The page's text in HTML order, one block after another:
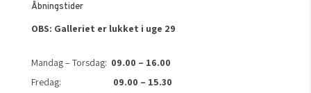
Åbningstider
OBS: Galleriet er lukket i uge 29
Mandag – Torsdag: 09.00 – 16.00
Fredag: 09.00 – 15.30